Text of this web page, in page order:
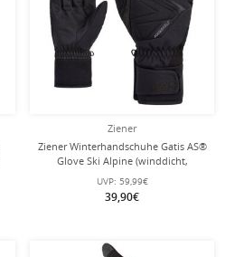
Ziener
Ziener Winterhandschuhe Gatis AS®
Glove Ski Alpine (winddicht,
wasserdicht) schwarz Herren - 1 Paar
UVP: 59,99€
39,90€